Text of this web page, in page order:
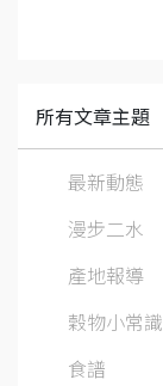
所有文章主題
最新動態
漫步二水
產地報導
穀物小常識
食譜